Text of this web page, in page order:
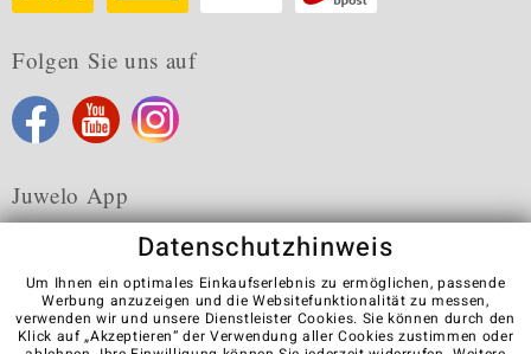
Folgen Sie uns auf
Juwelo App
Karriere AGB Datenschutz Cookies
Impressum
Kontakt
Vertrag widerrufen
Datenschutzhinweis
Um Ihnen ein optimales Einkaufserlebnis zu ermöglichen, passende
Werbung anzuzeigen und die Websitefunktionalität zu messen,
verwenden wir und unsere Dienstleister Cookies. Sie können durch den
Klick auf „Akzeptieren“ der Verwendung aller Cookies zustimmen oder